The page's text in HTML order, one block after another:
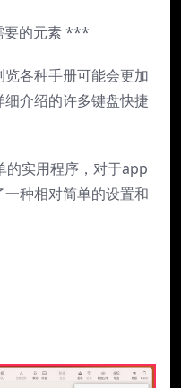
要的元素 ***
各种手册可能会更加
介绍的许多键盘快捷
实用程序，对于app
种相对简单的设置和